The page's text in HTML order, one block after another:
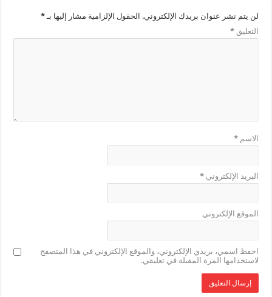
لن يتم نشر عنوان بريدك الإلكتروني. الحقول الإلزامية مشار إليها بـ*
التعليق*
الاسم*
البريد الإلكتروني*
الموقع الإلكتروني
احفظ اسمي، بريدي الإلكتروني، والموقع الإلكتروني في هذا المتصفح
لاستخدامها المرة المقبلة في تعليقي.